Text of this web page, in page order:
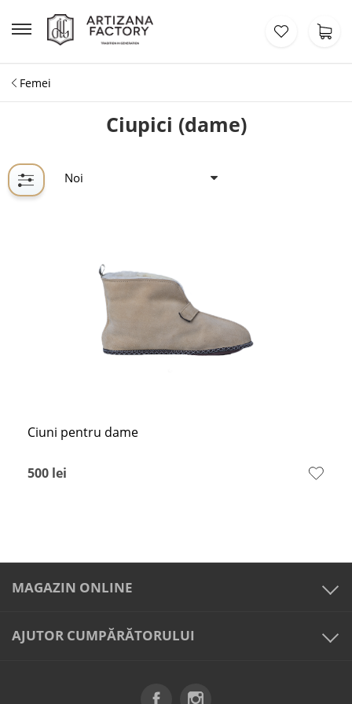
Femei
Ciupici (dame)
Noi
Ciuni pentru dame
500 lei
MAGAZIN ONLINE
AJUTOR CUMPĂRĂTORULUI